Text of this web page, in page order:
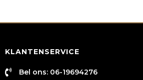
KLANTENSERVICE
Bel ons: 06-19694276